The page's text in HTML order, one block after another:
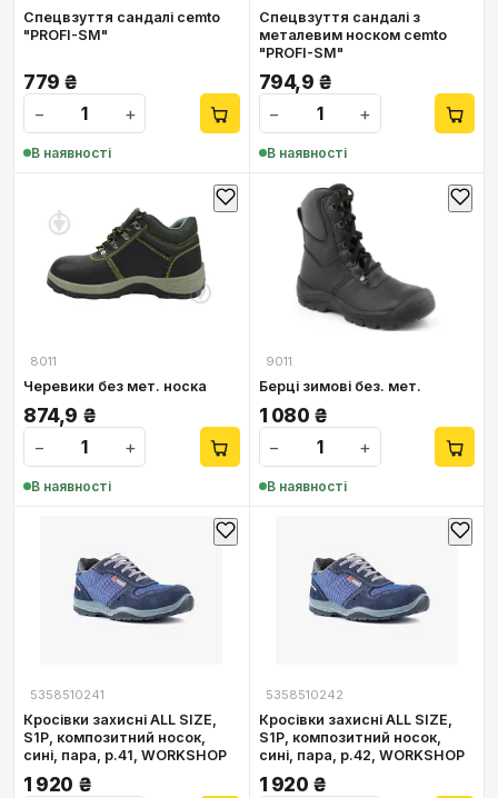
Спецвзуття сандалі cemto
"PROFI-SM"
779 ₴
−
+
В наявності
Спецвзуття сандалі з
металевим носком cemto
"PROFI-SM"
794,9 ₴
−
+
В наявності
8011
Черевики без мет. носка
874,9 ₴
−
+
В наявності
9011
Берці зимові без. мет.
1 080 ₴
−
+
В наявності
5358510241
Кросівки захисні ALL SIZE,
S1P, композитний носок,
сині, пара, р.41, WORKSHOP
1 920 ₴
5358510242
Кросівки захисні ALL SIZE,
S1P, композитний носок,
сині, пара, р.42, WORKSHOP
1 920 ₴